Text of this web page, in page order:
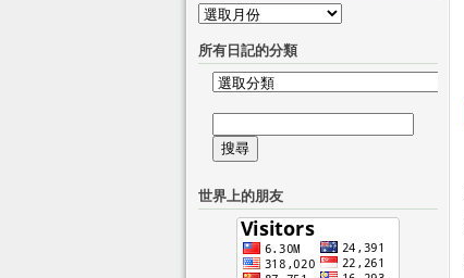
彙
整
所有日記的分類
所
日
記
分
尋
鍵
世界上的朋友